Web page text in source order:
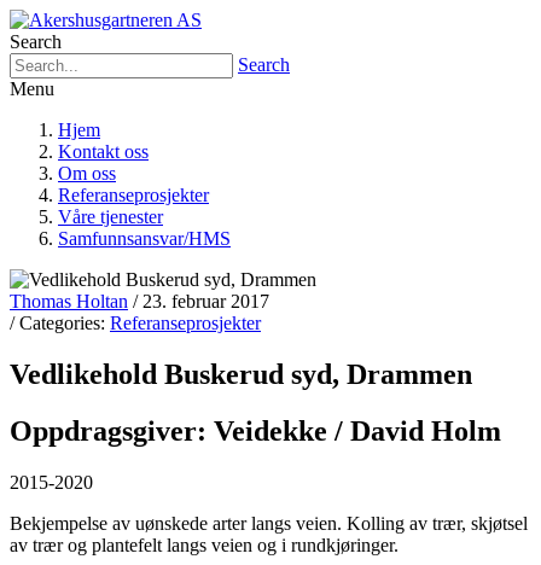
Search
Search
Menu
Hjem
Kontakt oss
Om oss
Referanseprosjekter
Våre tjenester
Samfunnsansvar/HMS
Thomas Holtan / 23. februar 2017
/ Categories: Referanseprosjekter
Vedlikehold Buskerud syd, Drammen
Oppdragsgiver: Veidekke / David Holm
2015-2020
Bekjempelse av uønskede arter langs veien. Kolling av trær, skjøtsel
av trær og plantefelt langs veien og i rundkjøringer.